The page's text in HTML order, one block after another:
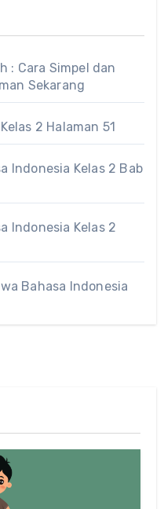
: Cara Simpel dan
Sekarang
2 Halaman 51
Indonesia Kelas 2 Bab
Indonesia Kelas 2
Bahasa Indonesia